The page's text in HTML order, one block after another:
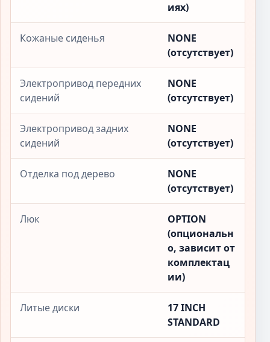
иях)
Кожаные сиденья
NONE
(отсутствует)
Электропривод передних
сидений
NONE
(отсутствует)
Электропривод задних
сидений
NONE
(отсутствует)
Отделка под дерево
NONE
(отсутствует)
Люк
OPTION
(опциональн
о, зависит от
комплектац
ии)
Литые диски
17 INCH
STANDARD